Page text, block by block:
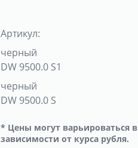
Артикул:
черный
DW 9500.0 S1
черный
DW 9500.0 S
* Цены могут варьироваться в
зависимости от курса рубля.